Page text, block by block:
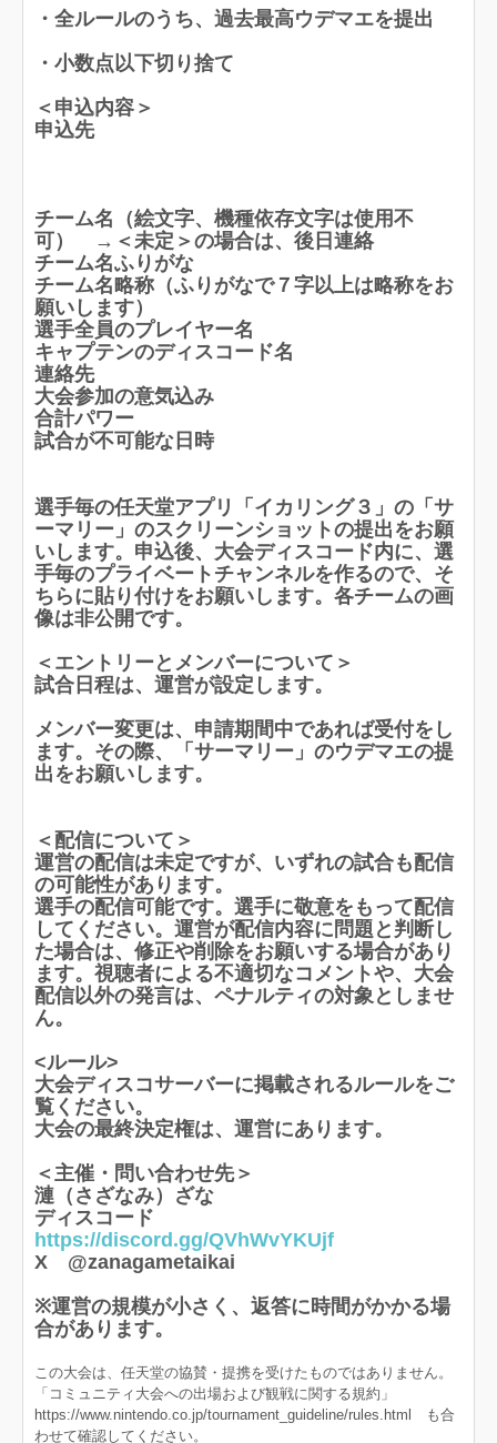
・全ルールのうち、過去最高ウデマエを提出
・小数点以下切り捨て
＜申込内容＞
申込先
チーム名（絵文字、機種依存文字は使用不
可） →＜未定＞の場合は、後日連絡
チーム名ふりがな
チーム名略称（ふりがなで７字以上は略称をお
願いします）
選手全員のプレイヤー名
キャプテンのディスコード名
連絡先
大会参加の意気込み
合計パワー
試合が不可能な日時
選手毎の任天堂アプリ「イカリング３」の「サ
ーマリー」のスクリーンショットの提出をお願
いします。申込後、大会ディスコード内に、選
手毎のプライベートチャンネルを作るので、そ
ちらに貼り付けをお願いします。各チームの画
像は非公開です。
＜エントリーとメンバーについて＞
試合日程は、運営が設定します。
メンバー変更は、申請期間中であれば受付をし
ます。その際、「サーマリー」のウデマエの提
出をお願いします。
＜配信について＞
運営の配信は未定ですが、いずれの試合も配信
の可能性があります。
選手の配信可能です。選手に敬意をもって配信
してください。運営が配信内容に問題と判断し
た場合は、修正や削除をお願いする場合があり
ます。視聴者による不適切なコメントや、大会
配信以外の発言は、ペナルティの対象としませ
ん。
<ルール>
大会ディスコサーバーに掲載されるルールをご
覧ください。
大会の最終決定権は、運営にあります。
＜主催・問い合わせ先＞
漣（さざなみ）ざな
ディスコード
https://discord.gg/QVhWvYKUjf
X @zanagametaikai
※運営の規模が小さく、返答に時間がかかる場
合があります。
この大会は、任天堂の協賛・提携を受けたものではありません。
「コミュニティ大会への出場および観戦に関する規約」
https://www.nintendo.co.jp/tournament_guideline/rules.html も合
わせて確認してください。